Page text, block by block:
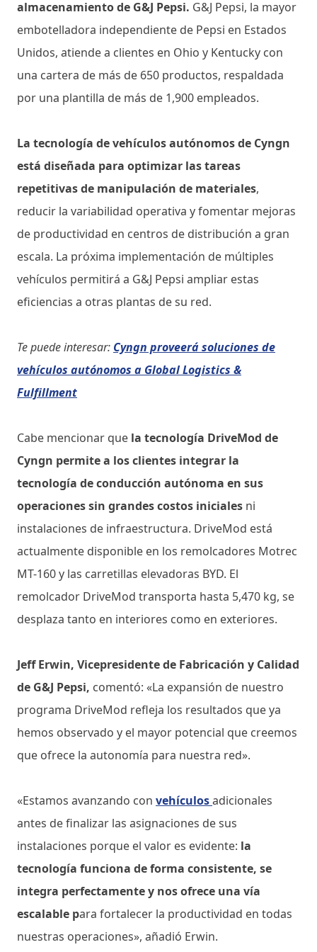
almacenamiento de G&J Pepsi. G&J Pepsi, la mayor
embotelladora independiente de Pepsi en Estados
Unidos, atiende a clientes en Ohio y Kentucky con
una cartera de más de 650 productos, respaldada
por una plantilla de más de 1,900 empleados.
La tecnología de vehículos autónomos de Cyngn
está diseñada para optimizar las tareas
repetitivas de manipulación de materiales,
reducir la variabilidad operativa y fomentar mejoras
de productividad en centros de distribución a gran
escala. La próxima implementación de múltiples
vehículos permitirá a G&J Pepsi ampliar estas
eficiencias a otras plantas de su red.
Te puede interesar: Cyngn proveerá soluciones de
vehículos autónomos a Global Logistics &
Fulfillment
Cabe mencionar que la tecnología DriveMod de
Cyngn permite a los clientes integrar la
tecnología de conducción autónoma en sus
operaciones sin grandes costos iniciales ni
instalaciones de infraestructura. DriveMod está
actualmente disponible en los remolcadores Motrec
MT-160 y las carretillas elevadoras BYD. El
remolcador DriveMod transporta hasta 5,470 kg, se
desplaza tanto en interiores como en exteriores.
Jeff Erwin, Vicepresidente de Fabricación y Calidad
de G&J Pepsi, comentó: «La expansión de nuestro
programa DriveMod refleja los resultados que ya
hemos observado y el mayor potencial que creemos
que ofrece la autonomía para nuestra red».
«Estamos avanzando con vehículosadicionales
antes de finalizar las asignaciones de sus
instalaciones porque el valor es evidente: la
tecnología funciona de forma consistente, se
integra perfectamente y nos ofrece una vía
escalable para fortalecer la productividad en todas
nuestras operaciones», añadió Erwin.